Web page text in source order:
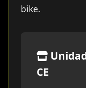
bike.
CE